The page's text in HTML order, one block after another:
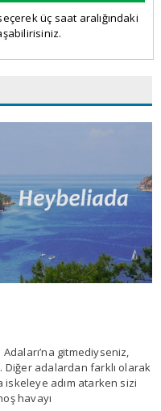
üç saat aralığındaki
gitmediyseniz,
Diğer adalardan farklı olarak
iskeleye adım atarken sizi
havayı